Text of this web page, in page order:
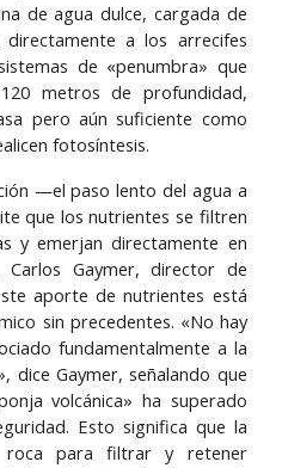
de agua dulce, cargada de
a los arrecifes
de «penumbra» que
metros de profundidad,
pero aún suficiente como
fotosíntesis.
—el paso lento del agua a
que los nutrientes se filtren
y emerjan directamente en
Carlos Gaymer, director de
aporte de nutrientes está
sin precedentes. «No hay
fundamentalmente a la
dice Gaymer, señalando que
volcánica» ha superado
Esto significa que la
roca para filtrar y retener